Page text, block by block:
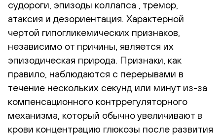
судороги, эпизоды коллапса , тремор,
атаксия и дезориентация. Характерной
чертой гипогликемических признаков,
независимо от причины, является их
эпизодическая природа. Признаки, как
правило, наблюдаются с перерывами в
течение нескольких секунд или минут из-за
компенсационного контррегуляторного
механизма, который обычно увеличивают в
крови концентрацию глюкозы после развития